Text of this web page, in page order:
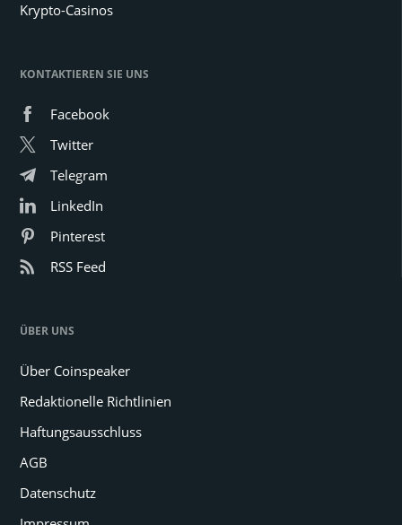
Krypto-Casinos
KONTAKTIEREN SIE UNS
Facebook
Twitter
Telegram
LinkedIn
Pinterest
RSS Feed
ÜBER UNS
Über Coinspeaker
Redaktionelle Richtlinien
Haftungsausschluss
AGB
Datenschutz